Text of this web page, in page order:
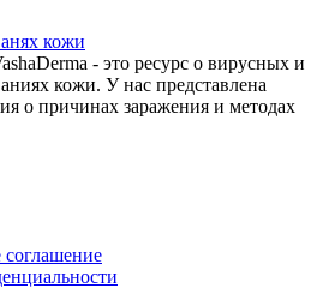
кожи
- это ресурс о вирусных и
кожи. У нас представлена
о причинах заражения и методах
соглашение